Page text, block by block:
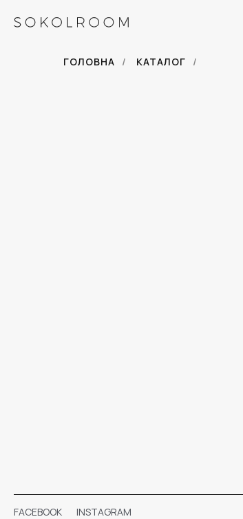
ГОЛОВНА / КАТАЛОГ /
FACEBOOK INSTAGRAM